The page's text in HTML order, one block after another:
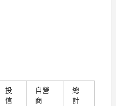
投
信
自營
商
總
計